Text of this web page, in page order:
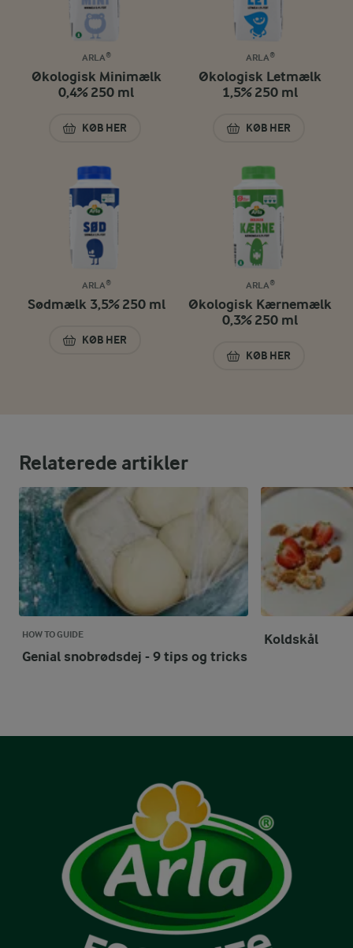
ARLA®
Økologisk Minimælk
0,4% 250 ml
KØB HER
ØKOLOGISK MINIMÆLK 0,4% 250 ML
ARLA®
Økologisk Letmælk
1,5% 250 ml
KØB HER
ØKOLOGISK
ARLA®
Sødmælk 3,5% 250 ml
KØB HER
SØDMÆLK 3,5% 250 ML
ARLA®
Økologisk Kærnemælk
0,3% 250 ml
KØB HER
ØKOLOGISK
Relaterede artikler
HOW TO GUIDE
Genial snobrødsdej - 9 tips og tricks
Koldskål